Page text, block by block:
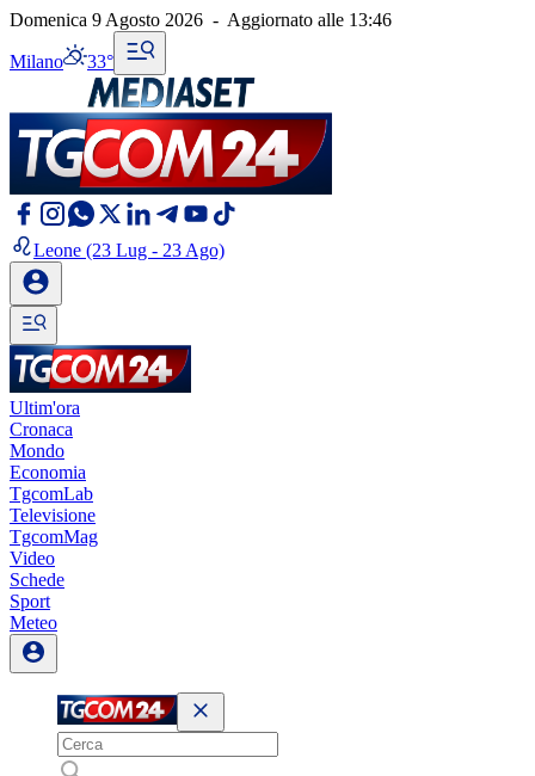
Domenica 9 Agosto 2026 - Aggiornato alle 13:46
Milano 33°
Leone (23 Lug - 23 Ago)
Ultim'ora
Cronaca
Mondo
Economia
TgcomLab
Televisione
TgcomMag
Video
Schede
Sport
Meteo